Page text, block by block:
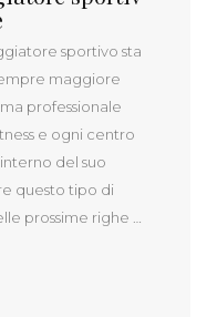
sportivo sta
maggiore
professionale
e ogni centro
del suo
questo tipo di
prossime righe …
sportivo: il